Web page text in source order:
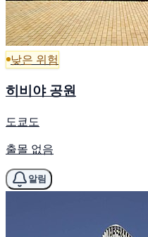
낮은 위험
히비야 공원
도쿄도
출몰 없음
알림